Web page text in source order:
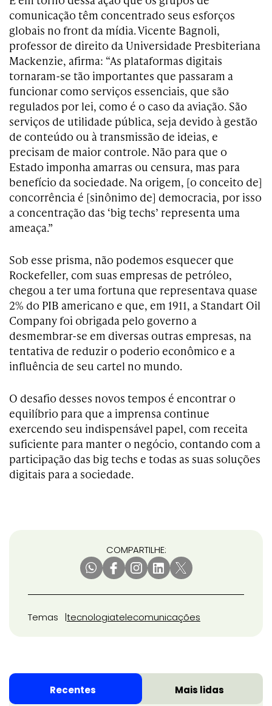
comunicação têm concentrado seus esforços
globais no front da mídia. Vicente Bagnoli,
professor de direito da Universidade Presbiteriana
Mackenzie, afirma: “As plataformas digitais
tornaram-se tão importantes que passaram a
funcionar como serviços essenciais, que são
regulados por lei, como é o caso da aviação. São
serviços de utilidade pública, seja devido à gestão
de conteúdo ou à transmissão de ideias, e
precisam de maior controle. Não para que o
Estado imponha amarras ou censura, mas para
benefício da sociedade. Na origem, [o conceito de]
concorrência é [sinônimo de] democracia, por isso
a concentração das ‘big techs’ representa uma
ameaça.”
Sob esse prisma, não podemos esquecer que
Rockefeller, com suas empresas de petróleo,
chegou a ter uma fortuna que representava quase
2% do PIB americano e que, em 1911, a Standart Oil
Company foi obrigada pelo governo a
desmembrar-se em diversas outras empresas, na
tentativa de reduzir o poderio econômico e a
influência de seu cartel no mundo.
O desafio desses novos tempos é encontrar o
equilíbrio para que a imprensa continue
exercendo seu indispensável papel, com receita
suficiente para manter o negócio, contando com a
participação das big techs e todas as suas soluções
digitais para a sociedade.
COMPARTILHE:
Temas tecnologiatelecomunicações
Recentes Mais lidas